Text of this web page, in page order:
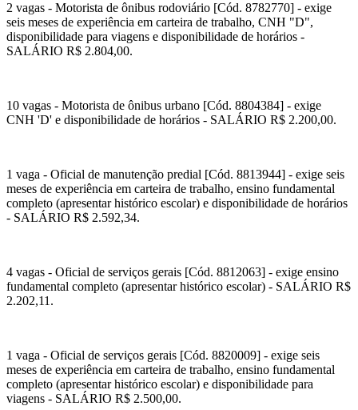
2 vagas - Motorista de ônibus rodoviário [Cód. 8782770] - exige
seis meses de experiência em carteira de trabalho, CNH "D",
disponibilidade para viagens e disponibilidade de horários -
SALÁRIO R$ 2.804,00.
10 vagas - Motorista de ônibus urbano [Cód. 8804384] - exige
CNH 'D' e disponibilidade de horários - SALÁRIO R$ 2.200,00.
1 vaga - Oficial de manutenção predial [Cód. 8813944] - exige seis
meses de experiência em carteira de trabalho, ensino fundamental
completo (apresentar histórico escolar) e disponibilidade de horários
- SALÁRIO R$ 2.592,34.
4 vagas - Oficial de serviços gerais [Cód. 8812063] - exige ensino
fundamental completo (apresentar histórico escolar) - SALÁRIO R$
2.202,11.
1 vaga - Oficial de serviços gerais [Cód. 8820009] - exige seis
meses de experiência em carteira de trabalho, ensino fundamental
completo (apresentar histórico escolar) e disponibilidade para
viagens - SALÁRIO R$ 2.500,00.